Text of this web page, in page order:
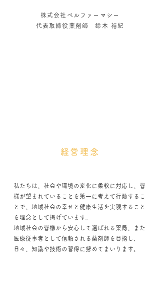
株式会社ベルファーマシー
代表取締役薬剤師 鈴木 裕紀
経営理念
私たちは、社会や環境の変化に柔軟に対応し、皆
様が望まれていることを第一に考えて行動するこ
とで、地域社会の幸せと健康生活を実現すること
を理念として掲げています。
地域社会の皆様から安心して選ばれる薬局、また
医療従事者として信頼される薬剤師を目指し、
日々、知識や技術の習得に努めてまいります。